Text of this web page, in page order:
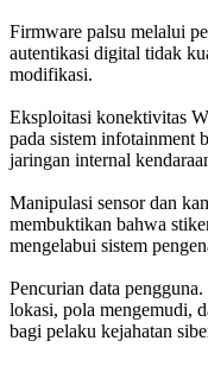
Firmware palsu melalui
autentikasi digital tidak
modifikasi.
Eksploitasi konektivitas
pada sistem infotainment
jaringan internal
Manipulasi sensor dan
membuktikan bahwa
mengelabui sistem
Pencurian data
lokasi, pola mengemudi,
bagi pelaku kejahatan